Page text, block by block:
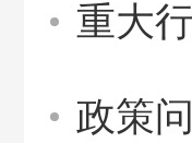
重大
政策